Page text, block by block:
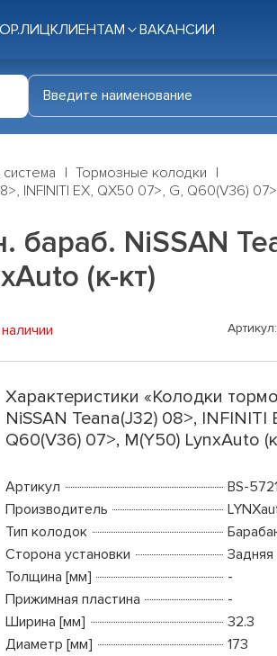
КЛИЕНТАМ ВАКАНСИИ
Тормозные колодки
INFINITI EX, QX50 07>, G, Q60(V36)
NiSSAN
(к-кт)
Артикул:
Характеристики «Колодки
NiSSAN Teana(J32) 08>, INFINITI
Q60(V36) 07>, M(Y50) LynxAuto
Артикул
BS-5721
Производитель
Тип колодок
Сторона установки
Задняя
Толщина [мм]
-
Прижимная пластина
-
Ширина [мм]
32.3
Диаметр [мм]
173